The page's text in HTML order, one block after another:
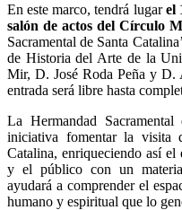
En este marco, tendrá lugarel
salón de actos del Círculo
Sacramental de Santa
de Historia del Arte de la
Mir, D. José Roda Peña y D.
entrada será libre hasta
La Hermandad
iniciativa fomentar la visita
Catalina, enriqueciendo así
y el público con un
ayudará a comprender el
humano y espiritual que lo